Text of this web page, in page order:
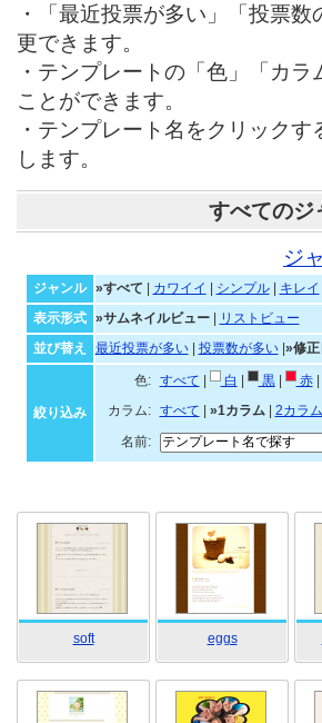
・「最近投票が多い」「投票
更できます。
・テンプレートの「色」「カ
ことができます。
・テンプレート名をクリック
します。
すべてのジ
ジ
ジャンル »すべて カワイイ シンプル| キレイ
表示形式
»サムネイルビュー|
リストビュー
並び替え
最近投票が多い| 投票数が多い| »修
絞り込み
色: すべて 白 黒| 赤|
カラム:
すべて »1カラム| 2カラ
名前:
soft eggs